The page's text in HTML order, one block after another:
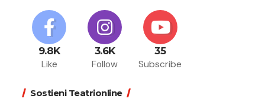
9.8K
Like
3.6K
Follow
35
Subscribe
Sostieni Teatrionline